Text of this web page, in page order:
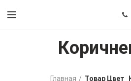
Главная Товар Цвет